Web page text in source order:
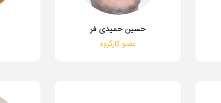
حسین حمیدی فر
عضو کارگروه